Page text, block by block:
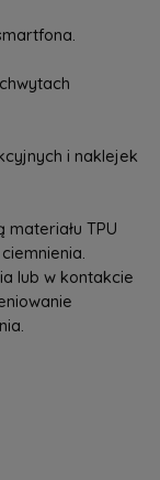
i naklejek
materiału TPU
lub w kontakcie